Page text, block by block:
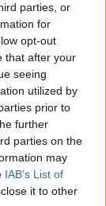
parties, or
for
opt-out
that after your
seeing
utilized by
prior to
further
parties on the
may
IAB’s List of
it to other
Szólj hozzá!